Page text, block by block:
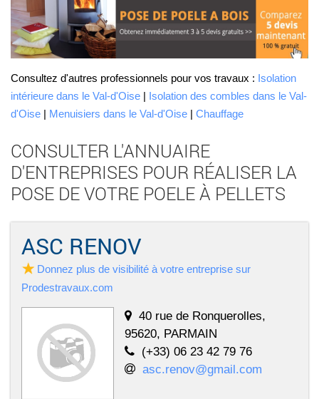
Consultez d'autres professionnels pour vos travaux : Isolation
intérieure dans le Val-d'Oise | Isolation des combles dans le Val-
d'Oise | Menuisiers dans le Val-d'Oise | Chauffage
CONSULTER L'ANNUAIRE
D'ENTREPRISES POUR RÉALISER LA
POSE DE VOTRE POELE À PELLETS
ASC RENOV
Donnez plus de visibilité à votre entreprise sur
Prodestravaux.com
40 rue de Ronquerolles,
95620, PARMAIN
(+33) 06 23 42 79 76
asc.renov@gmail.com